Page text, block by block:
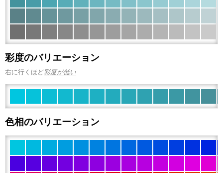
彩度のバリエーション
右に行くほど彩度が低い
色相のバリエーション